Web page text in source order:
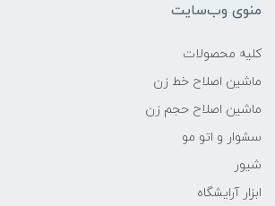
منوی وب‌سایت
کلیه محصولات
ماشین اصلاح خط زن
ماشین اصلاح حجم زن
سشوار و اتو مو
شیور
ابزار آرایشگاه